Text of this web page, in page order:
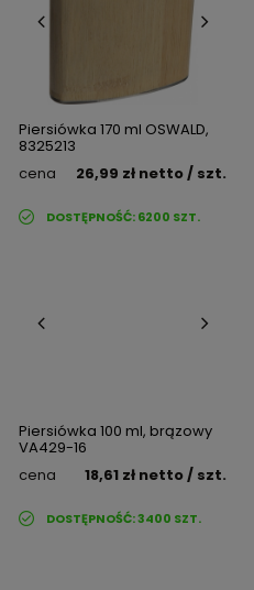
Piersiówka 170 ml OSWALD,
8325213
cena
26,99 zł netto/ szt.
DOSTĘPNOŚĆ:6200 SZT.
Piersiówka 100 ml, brązowy
VA429-16
cena
18,61 zł netto/ szt.
DOSTĘPNOŚĆ:3400 SZT.